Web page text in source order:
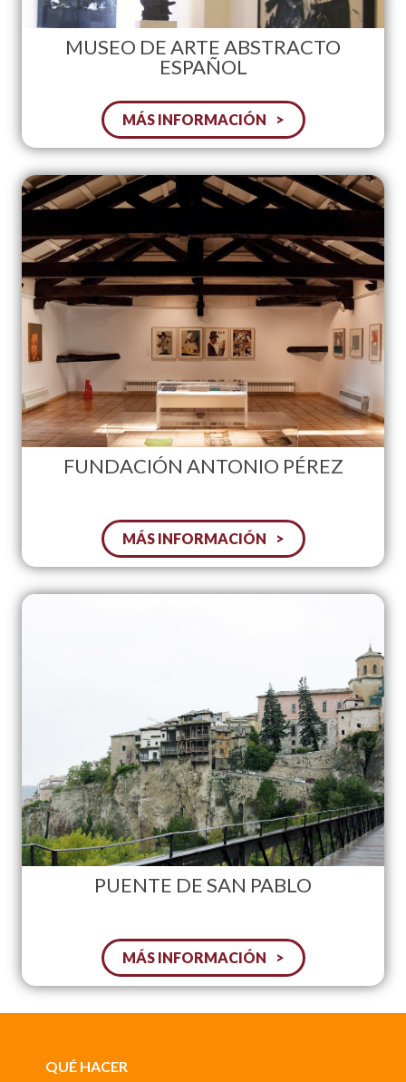
MUSEO DE ARTE ABSTRACTO
ESPAÑOL
MÁS INFORMACIÓN
FUNDACIÓN ANTONIO PÉREZ
MÁS INFORMACIÓN
PUENTE DE SAN PABLO
MÁS INFORMACIÓN
QUÉ HACER